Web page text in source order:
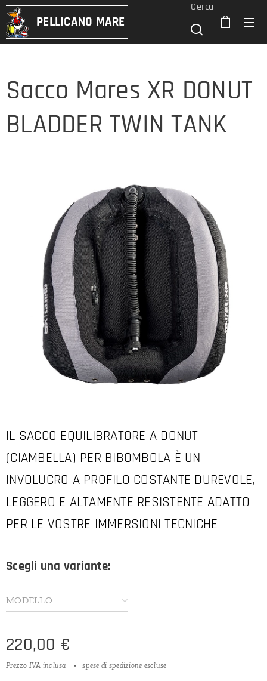
PELLICANO MARE
Cerca
Sacco Mares XR DONUT
BLADDER TWIN TANK
IL SACCO EQUILIBRATORE A DONUT
(CIAMBELLA) PER BIBOMBOLA È UN
INVOLUCRO A PROFILO COSTANTE DUREVOLE,
LEGGERO E ALTAMENTE RESISTENTE ADATTO
PER LE VOSTRE IMMERSIONI TECNICHE
Scegli una variante:
MODELLO
220,00 €
Prezzo IVA inclusa spese di spedizione escluse